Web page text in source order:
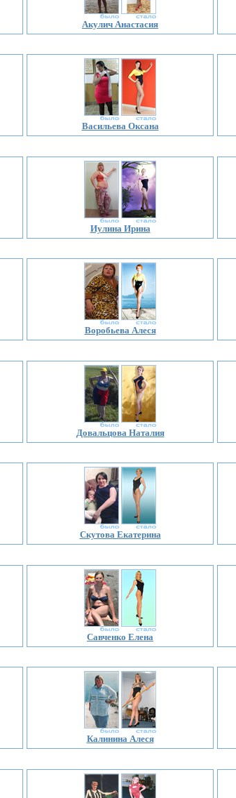
Акулич Анастасия
Васильева Оксана
Иулина Ирина
Воробьева Алеся
Довальцова Наталия
Скутова Екатерина
Савченко Елена
Калинина Алеся